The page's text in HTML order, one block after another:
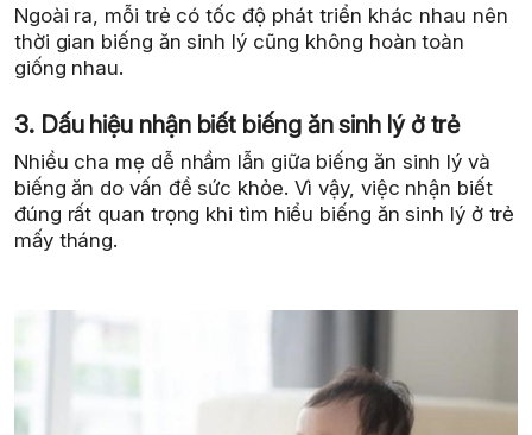
Ngoài ra, mỗi trẻ có tốc độ phát triển khác nhau nên
thời gian biếng ăn sinh lý cũng không hoàn toàn
giống nhau.
3. Dấu hiệu nhận biết biếng ăn sinh lý ở trẻ
Nhiều cha mẹ dễ nhầm lẫn giữa biếng ăn sinh lý và
biếng ăn do vấn đề sức khỏe. Vì vậy, việc nhận biết
đúng rất quan trọng khi tìm hiểu biếng ăn sinh lý ở trẻ
mấy tháng.